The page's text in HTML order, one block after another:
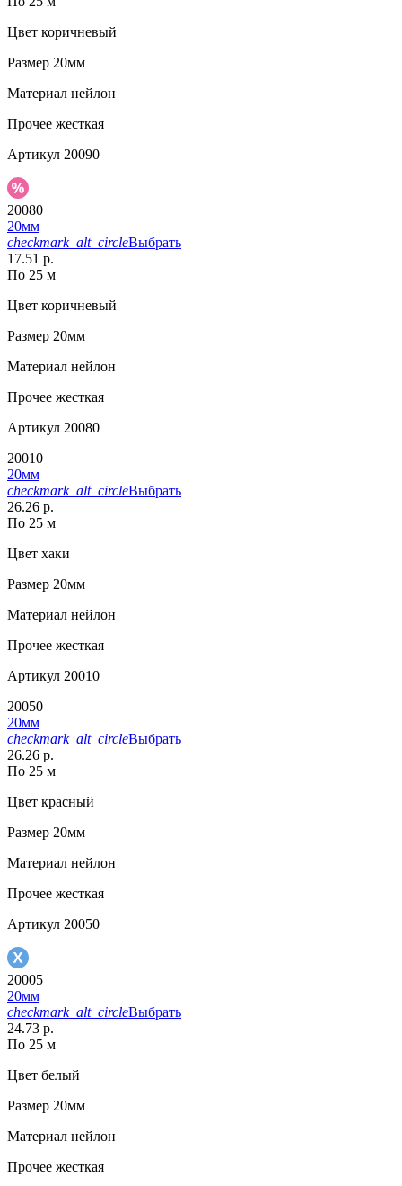
Цвет коричневый
Размер 20мм
Материал нейлон
Прочее жесткая
Артикул 20090
20080
20мм
checkmark_alt_circleВыбрать
17.51 р.
По 25 м
Цвет коричневый
Размер 20мм
Материал нейлон
Прочее жесткая
Артикул 20080
20010
20мм
checkmark_alt_circleВыбрать
26.26 р.
По 25 м
Цвет хаки
Размер 20мм
Материал нейлон
Прочее жесткая
Артикул 20010
20050
20мм
checkmark_alt_circleВыбрать
26.26 р.
По 25 м
Цвет красный
Размер 20мм
Материал нейлон
Прочее жесткая
Артикул 20050
20005
20мм
checkmark_alt_circleВыбрать
24.73 р.
По 25 м
Цвет белый
Размер 20мм
Материал нейлон
Прочее жесткая